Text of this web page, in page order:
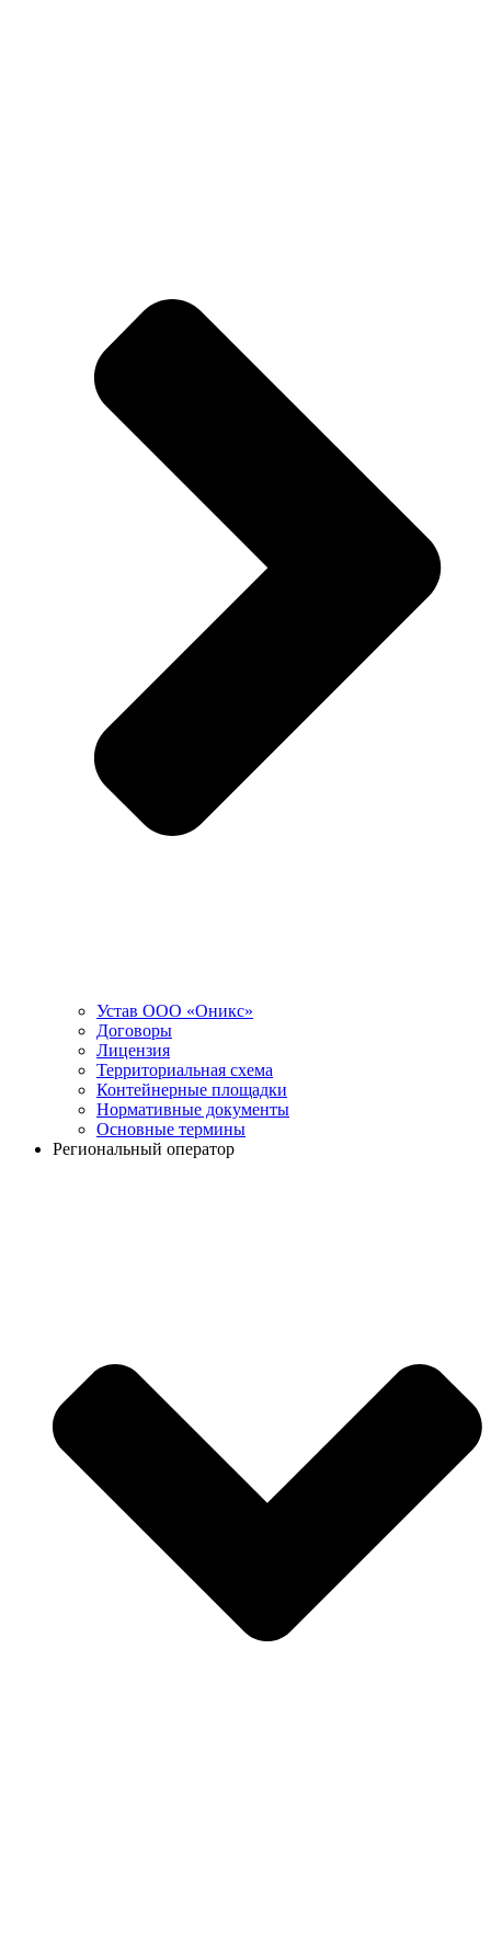
Устав ООО «Оникс»
Договоры
Лицензия
Территориальная схема
Контейнерные площадки
Нормативные документы
Основные термины
Региональный оператор